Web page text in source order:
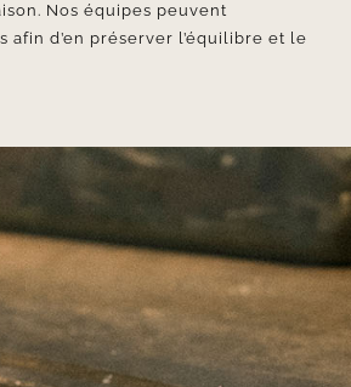
Nos équipes peuvent
afin d’en préserver l’équilibre et le